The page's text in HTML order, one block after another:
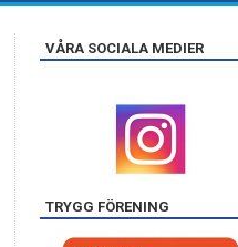
VÅRA SOCIALA MEDIER
TRYGG FÖRENING